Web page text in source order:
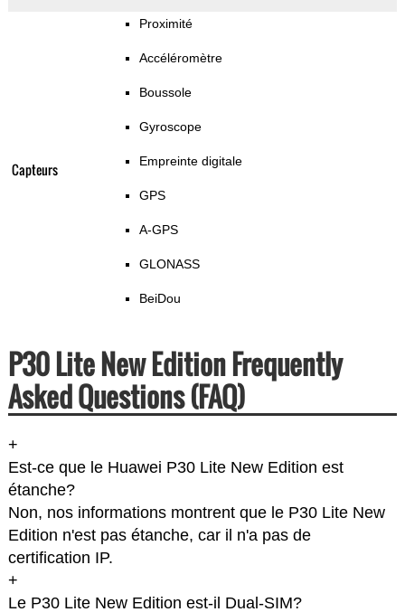
Capteurs
Proximité
Accéléromètre
Boussole
Gyroscope
Empreinte digitale
GPS
A-GPS
GLONASS
BeiDou
P30 Lite New Edition Frequently
Asked Questions (FAQ)
+
Est-ce que le Huawei P30 Lite New Edition est
étanche?
Non, nos informations montrent que le P30 Lite New
Edition n'est pas étanche, car il n'a pas de
certification IP.
+
Le P30 Lite New Edition est-il Dual-SIM?